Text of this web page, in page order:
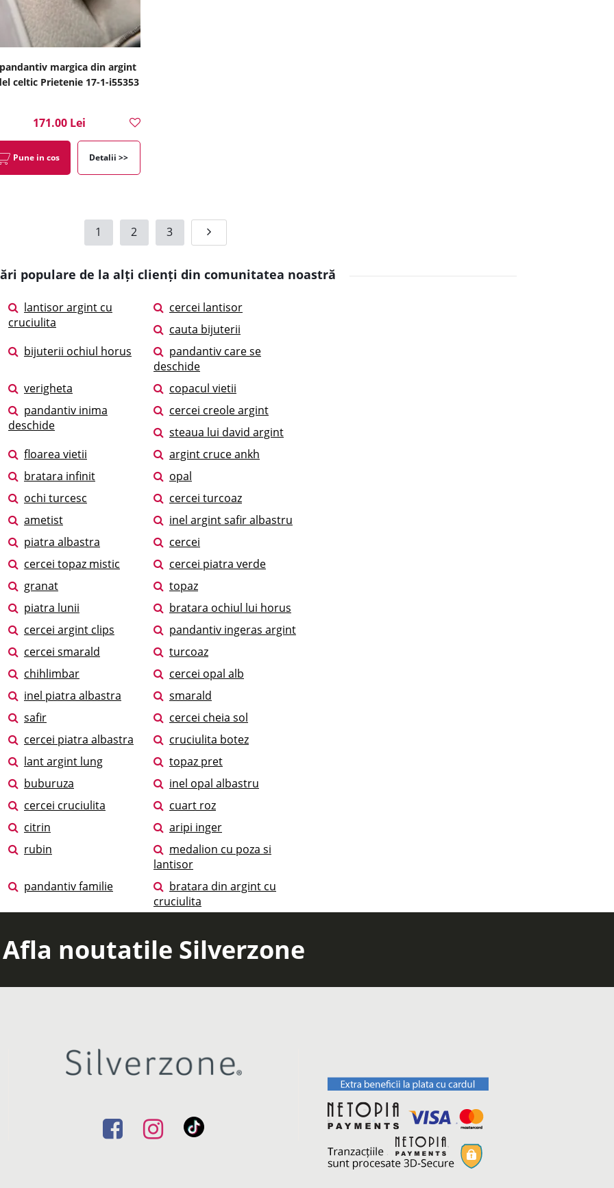
margica din argint
celtic Prietenie 17-1-i55353
171.00 Lei
Pune in cos Detalii >>
1 2 3
populare de la alți clienți din comunitatea noastră
lantisor argint cu
cruciulita
cercei lantisor
cauta bijuterii
bijuterii ochiul horus
pandantiv care se
deschide
verigheta
copacul vietii
pandantiv inima
deschide
cercei creole argint
steaua lui david argint
floarea vietii
argint cruce ankh
bratara infinit
opal
ochi turcesc
cercei turcoaz
ametist
inel argint safir albastru
piatra albastra
cercei
cercei topaz mistic
cercei piatra verde
granat
topaz
piatra lunii
bratara ochiul lui horus
cercei argint clips
pandantiv ingeras argint
cercei smarald
turcoaz
chihlimbar
cercei opal alb
inel piatra albastra
smarald
safir
cercei cheia sol
cercei piatra albastra
cruciulita botez
lant argint lung
topaz pret
buburuza
inel opal albastru
cercei cruciulita
cuart roz
citrin
aripi inger
rubin
medalion cu poza si
lantisor
pandantiv familie
bratara din argint cu
cruciulita
Afla noutatile Silverzone